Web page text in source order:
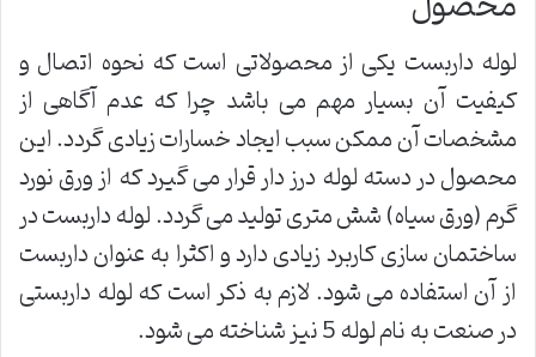
لوله داربست یکی از محصولاتی است که نحوه اتصال و
کیفیت آن بسیار مهم می باشد چرا که عدم آگاهی از
مشخصات آن ممکن سبب ایجاد خسارات زیادی گردد. این
محصول در دسته لوله درز دار قرار می گیرد که از ورق نورد
گرم (ورق سیاه) شش متری تولید می گردد. لوله داربست در
ساختمان سازی کاربرد زیادی دارد و اکثرا به عنوان داربست
از آن استفاده می شود. لازم به ذکر است که لوله داربستی
در صنعت به نام لوله 5 نیز شناخته می شود.